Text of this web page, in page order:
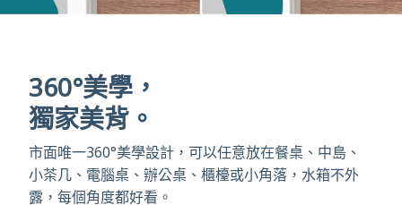
360°美學，
獨家美背。
市面唯一360°美學設計，可以任意放在餐桌、中島、
小茶几、電腦桌、辦公桌、櫃檯或小角落，水箱不外
露，每個角度都好看。